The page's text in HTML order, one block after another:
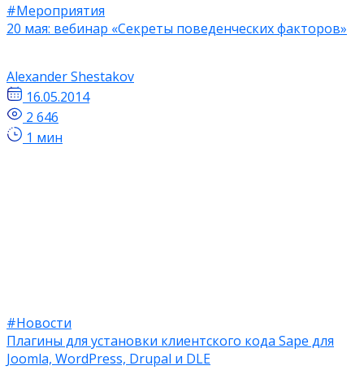
#Мероприятия
20 мая: вебинар «Секреты поведенческих факторов»
Alexander Shestakov
16.05.2014
2 646
1 мин
#Новости
Плагины для установки клиентского кода Sape для
Joomla, WordPress, Drupal и DLE